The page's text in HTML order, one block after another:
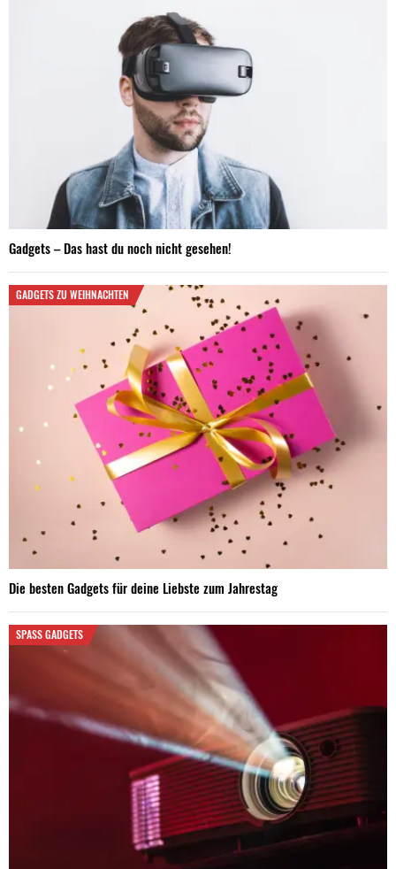
Gadgets – Das hast du noch nicht gesehen!
GADGETS ZU WEIHNACHTEN
Die besten Gadgets für deine Liebste zum Jahrestag
SPASS GADGETS